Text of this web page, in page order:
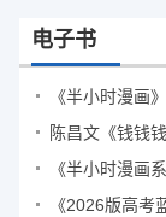
电子书
《半小时漫画
陈昌文《钱钱
《半小时漫画
《2026版高考